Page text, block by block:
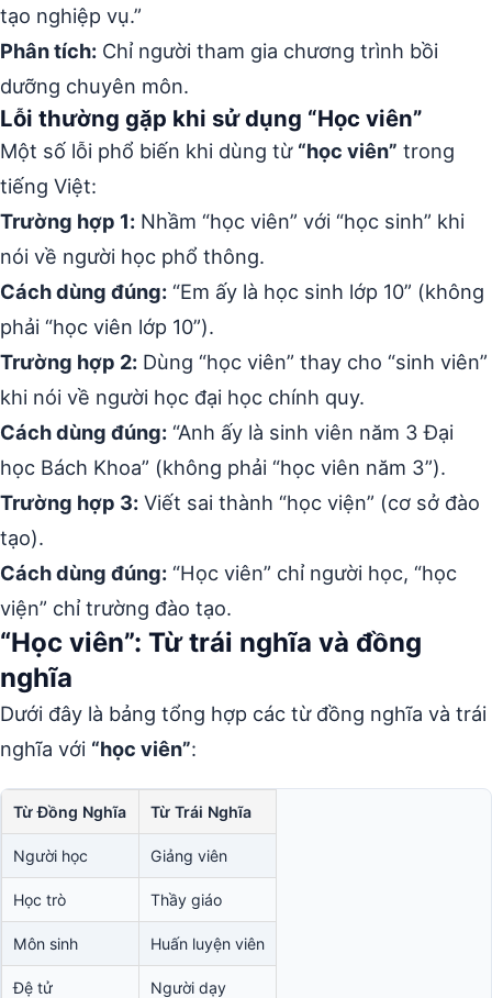
tạo nghiệp vụ.”
Phân tích: Chỉ người tham gia chương trình bồi
dưỡng chuyên môn.
Lỗi thường gặp khi sử dụng “Học viên”
Một số lỗi phổ biến khi dùng từ “học viên” trong
tiếng Việt:
Trường hợp 1: Nhầm “học viên” với “học sinh” khi
nói về người học phổ thông.
Cách dùng đúng: “Em ấy là học sinh lớp 10” (không
phải “học viên lớp 10”).
Trường hợp 2: Dùng “học viên” thay cho “sinh viên”
khi nói về người học đại học chính quy.
Cách dùng đúng: “Anh ấy là sinh viên năm 3 Đại
học Bách Khoa” (không phải “học viên năm 3”).
Trường hợp 3: Viết sai thành “học viện” (cơ sở đào
tạo).
Cách dùng đúng: “Học viên” chỉ người học, “học
viện” chỉ trường đào tạo.
“Học viên”: Từ trái nghĩa và đồng
nghĩa
Dưới đây là bảng tổng hợp các từ đồng nghĩa và trái
nghĩa với “học viên”:
Từ Đồng Nghĩa Từ Trái Nghĩa
Người học Giảng viên
Học trò Thầy giáo
Môn sinh Huấn luyện viên
Đệ tử Người dạy